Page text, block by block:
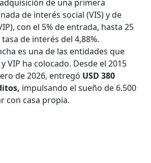
de una primera
de interés social (VIS) y de
con el 5% de entrada, hasta 25
de interés del 4,88%.
es una de las entidades que
VIP ha colocado. Desde el 2015
de 2026, entregó USD 380
impulsando el sueño de 6.500
con casa propia.